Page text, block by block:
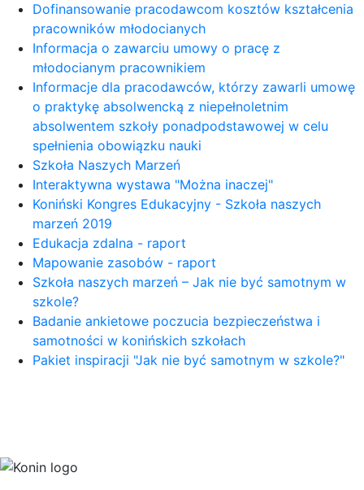
Dofinansowanie pracodawcom kosztów kształcenia
pracowników młodocianych
Informacja o zawarciu umowy o pracę z
młodocianym pracownikiem
Informacje dla pracodawców, którzy zawarli umowę
o praktykę absolwencką z niepełnoletnim
absolwentem szkoły ponadpodstawowej w celu
spełnienia obowiązku nauki
Szkoła Naszych Marzeń
Interaktywna wystawa "Można inaczej"
Koniński Kongres Edukacyjny - Szkoła naszych
marzeń 2019
Edukacja zdalna - raport
Mapowanie zasobów - raport
Szkoła naszych marzeń – Jak nie być samotnym w
szkole?
Badanie ankietowe poczucia bezpieczeństwa i
samotności w konińskich szkołach
Pakiet inspiracji "Jak nie być samotnym w szkole?"